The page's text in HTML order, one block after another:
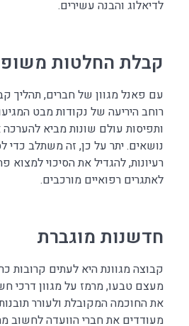
לדיאלוג והבנה עשירים.
קבלת החלטות
עם פאנל מגוון של חברים, תהליך
רוחב היריעה של נקודות מבט
ותפיסות עולם שונות מביא להערכה
נושאים. יתר על כן, זה משתלב
רעיונות, להגדיל את הסיכוי למצוא
לאתגרים רפואיים מורכבים.
חדשנות מוגברת
קבוצה מגוונת היא לעתים קרובות
מעצם טבעו, מרמז על מגוון דרכי
את החוכמה המקובלת ולעורר
מעודדים את חברי הוועדה לחשוב